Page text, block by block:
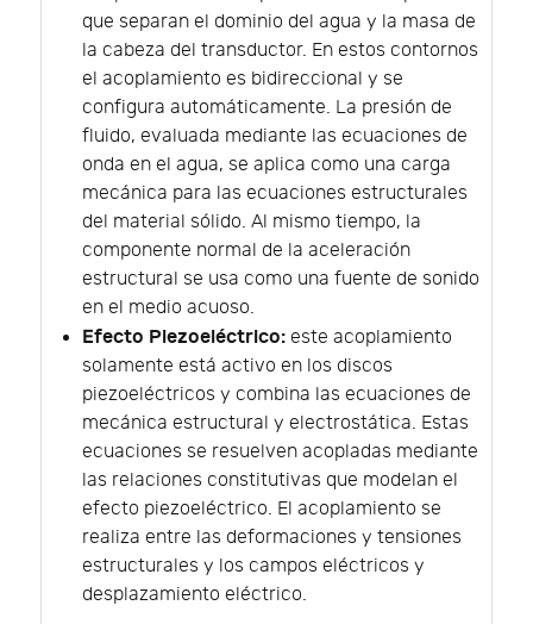
que separan el dominio del agua y la masa de
la cabeza del transductor. En estos contornos
el acoplamiento es bidireccional y se
configura automáticamente. La presión de
fluido, evaluada mediante las ecuaciones de
onda en el agua, se aplica como una carga
mecánica para las ecuaciones estructurales
del material sólido. Al mismo tiempo, la
componente normal de la aceleración
estructural se usa como una fuente de sonido
en el medio acuoso.
Efecto Piezoeléctrico: este acoplamiento
solamente está activo en los discos
piezoeléctricos y combina las ecuaciones de
mecánica estructural y electrostática. Estas
ecuaciones se resuelven acopladas mediante
las relaciones constitutivas que modelan el
efecto piezoeléctrico. El acoplamiento se
realiza entre las deformaciones y tensiones
estructurales y los campos eléctricos y
desplazamiento eléctrico.